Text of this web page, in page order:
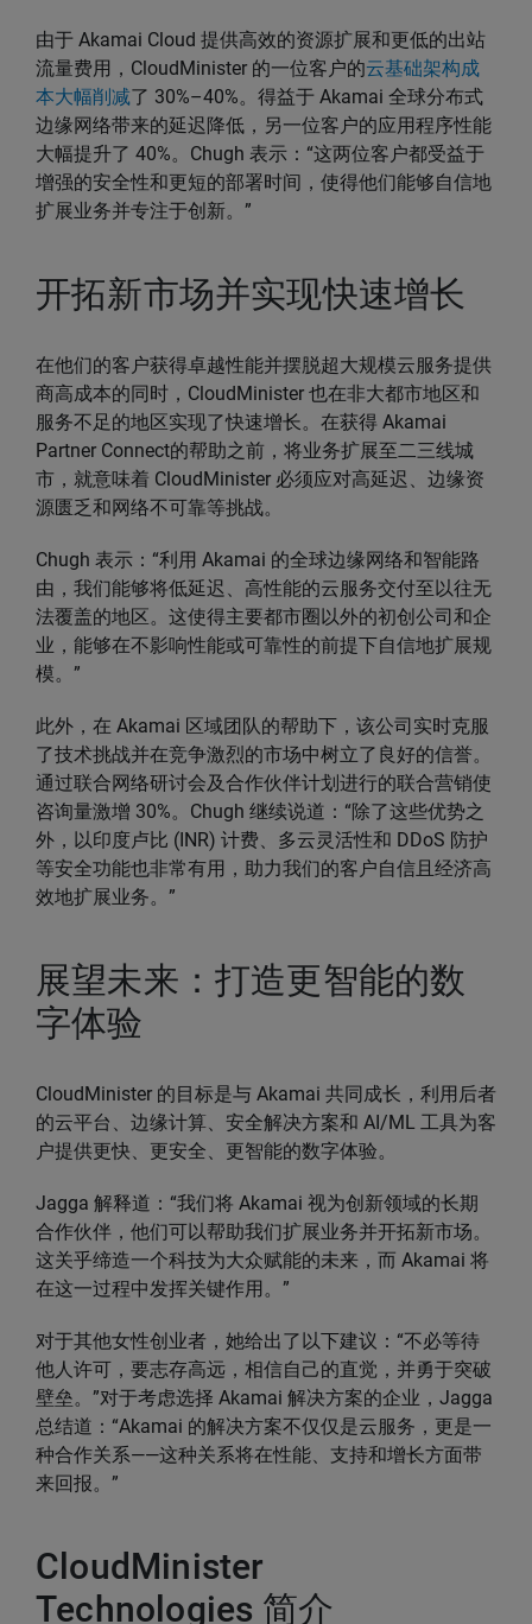
由于 Akamai Cloud 提供高效的资源扩展和更低的出站
流量费用，CloudMinister 的一位客户的云基础架构成
本大幅削减了 30%–40%。得益于 Akamai 全球分布式
边缘网络带来的延迟降低，另一位客户的应用程序性能
大幅提升了 40%。Chugh 表示：“这两位客户都受益于
增强的安全性和更短的部署时间，使得他们能够自信地
扩展业务并专注于创新。”
开拓新市场并实现快速增长
在他们的客户获得卓越性能并摆脱超大规模云服务提供
商高成本的同时，CloudMinister 也在非大都市地区和
服务不足的地区实现了快速增长。在获得 Akamai
Partner Connect的帮助之前，将业务扩展至二三线城
市，就意味着 CloudMinister 必须应对高延迟、边缘资
源匮乏和网络不可靠等挑战。
Chugh 表示：“利用 Akamai 的全球边缘网络和智能路
由，我们能够将低延迟、高性能的云服务交付至以往无
法覆盖的地区。这使得主要都市圈以外的初创公司和企
业，能够在不影响性能或可靠性的前提下自信地扩展规
模。”
此外，在 Akamai 区域团队的帮助下，该公司实时克服
了技术挑战并在竞争激烈的市场中树立了良好的信誉。
通过联合网络研讨会及合作伙伴计划进行的联合营销使
咨询量激增 30%。Chugh 继续说道：“除了这些优势之
外，以印度卢比 (INR) 计费、多云灵活性和 DDoS 防护
等安全功能也非常有用，助力我们的客户自信且经济高
效地扩展业务。”
展望未来：打造更智能的数
字体验
CloudMinister 的目标是与 Akamai 共同成长，利用后者
的云平台、边缘计算、安全解决方案和 AI/ML 工具为客
户提供更快、更安全、更智能的数字体验。
Jagga 解释道：“我们将 Akamai 视为创新领域的长期
合作伙伴，他们可以帮助我们扩展业务并开拓新市场。
这关乎缔造一个科技为大众赋能的未来，而 Akamai 将
在这一过程中发挥关键作用。”
对于其他女性创业者，她给出了以下建议：“不必等待
他人许可，要志存高远，相信自己的直觉，并勇于突破
壁垒。”对于考虑选择 Akamai 解决方案的企业，Jagga
总结道：“Akamai 的解决方案不仅仅是云服务，更是一
种合作关系——这种关系将在性能、支持和增长方面带
来回报。”
CloudMinister
Technologies 简介